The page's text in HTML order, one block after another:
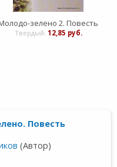
зелено 2. Повесть
Твердый: 12,85 руб.
Повесть
(Автор)